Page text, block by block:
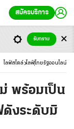
สมัครบริการ
ไลฟ์สไตล์ ไลฟ์ไทยรัฐออนไลน์
พร้อมเป็น
ดังระดับมิ
รับทราบ